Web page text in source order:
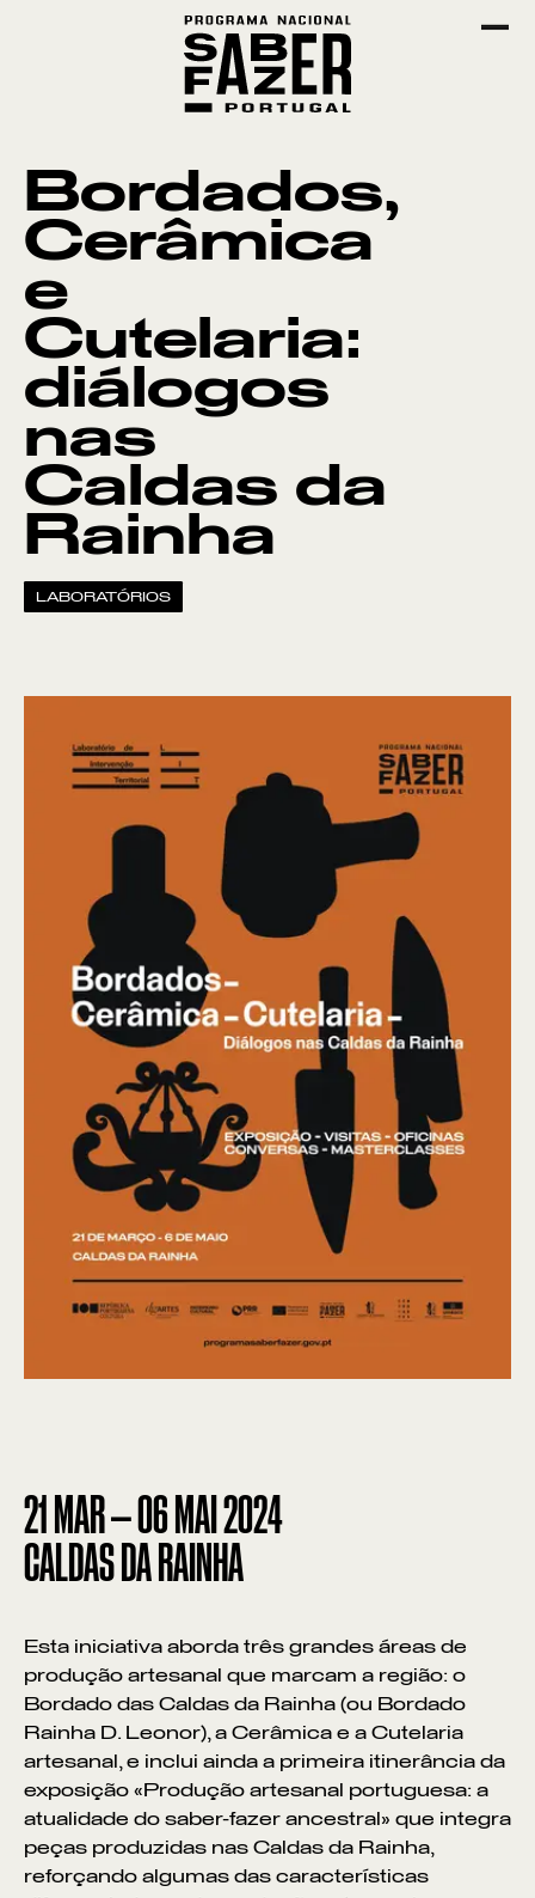
Bordados,
Cerâmica
e
Cutelaria:
diálogos
nas
Caldas da
Rainha
LABORATÓRIOS
21MAR—06MAI2024
CALDAS DA RAINHA
Esta iniciativa aborda três grandes áreas de
produção artesanal que marcam a região: o
Bordado das Caldas da Rainha (ou Bordado
Rainha D. Leonor), a Cerâmica e a Cutelaria
artesanal, e inclui ainda a primeira itinerância da
exposição «Produção artesanal portuguesa: a
atualidade do saber-fazer ancestral» que integra
peças produzidas nas Caldas da Rainha,
reforçando algumas das características